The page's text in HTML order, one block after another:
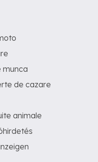
munca
de cazare
animale